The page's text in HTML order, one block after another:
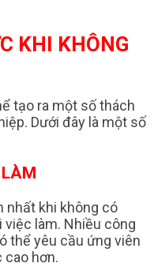
KHI KHÔNG
tạo ra một số thách
Dưới đây là một số
LÀM
nhất khi không có
việc làm. Nhiều công
thể yêu cầu ứng viên
cao hơn.